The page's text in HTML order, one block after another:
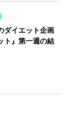
ダイエット企画
ト』第一週の結